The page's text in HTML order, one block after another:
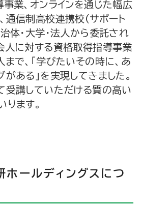
事業、オンラインを通じた幅広
通信制高校連携校(サポート
体・大学・法人から委託され
人に対する資格取得指導事業
で、「学びたいその時に、あ
ある」を実現してきました。
受講していただける質の高い
ます。
ホールディングスにつ